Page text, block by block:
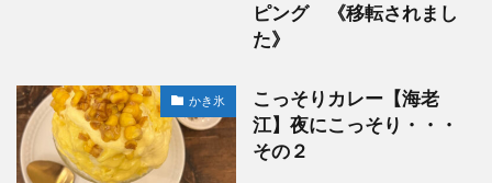
ピング 《移転されまし
た》
かき氷
こっそりカレー【海老
江】夜にこっそり・・・
その２